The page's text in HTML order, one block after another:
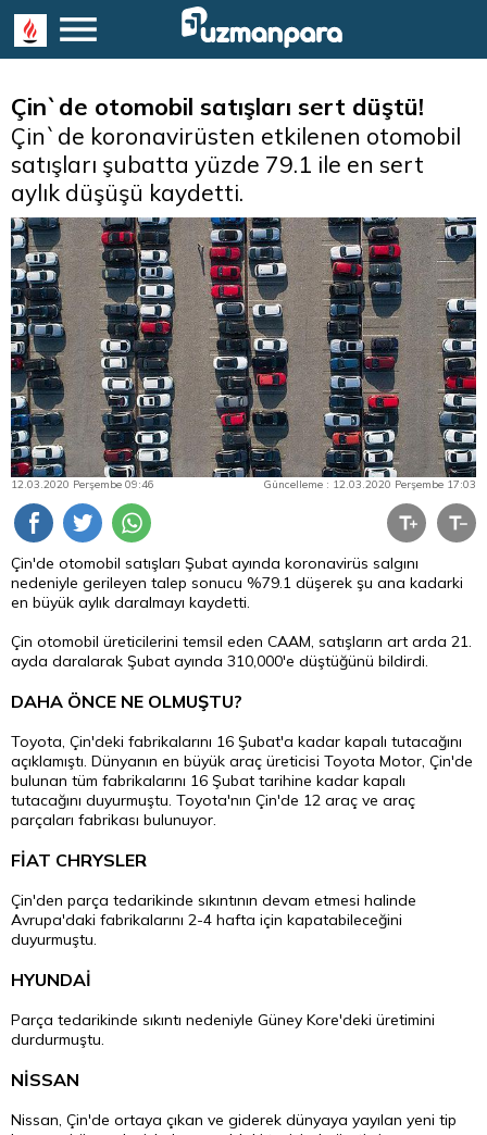
Çin`de otomobil satışları sert düştü!
Çin`de koronavirüsten etkilenen otomobil
satışları şubatta yüzde 79.1 ile en sert
aylık düşüşü kaydetti.
12.03.2020 Perşembe 09:46 Güncelleme : 12.03.2020 Perşembe 17:03
Çin'de otomobil satışları Şubat ayında koronavirüs salgını
nedeniyle gerileyen talep sonucu %79.1 düşerek şu ana kadarki
en büyük aylık daralmayı kaydetti.
Çin otomobil üreticilerini temsil eden CAAM, satışların art arda 21.
ayda daralarak Şubat ayında 310,000'e düştüğünü bildirdi.
DAHA ÖNCE NE OLMUŞTU?
Toyota, Çin'deki fabrikalarını 16 Şubat'a kadar kapalı tutacağını
açıklamıştı. Dünyanın en büyük araç üreticisi Toyota Motor, Çin'de
bulunan tüm fabrikalarını 16 Şubat tarihine kadar kapalı
tutacağını duyurmuştu. Toyota'nın Çin'de 12 araç ve araç
parçaları fabrikası bulunuyor.
FİAT CHRYSLER
Çin'den parça tedarikinde sıkıntının devam etmesi halinde
Avrupa'daki fabrikalarını 2-4 hafta için kapatabileceğini
duyurmuştu.
HYUNDAİ
Parça tedarikinde sıkıntı nedeniyle Güney Kore'deki üretimini
durdurmuştu.
NİSSAN
Nissan, Çin'de ortaya çıkan ve giderek dünyaya yayılan yeni tip